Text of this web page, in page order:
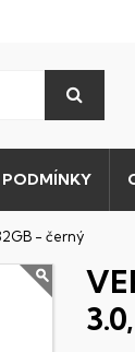
- černý